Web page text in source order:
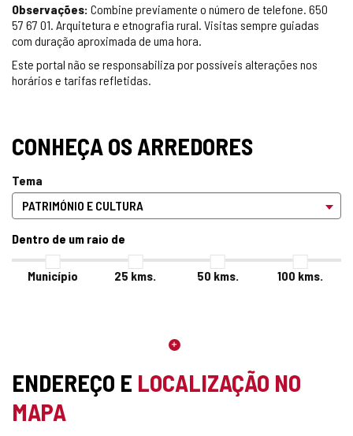
Observações: Combine previamente o número de telefone. 650
57 67 01. Arquitetura e etnografia rural. Visitas sempre guiadas
com duração aproximada de uma hora.
Este portal não se responsabiliza por possíveis alterações nos
horários e tarifas refletidas.
CONHEÇA OS ARREDORES
Tema
Dentro de um raio de
Município 25 kms. 50 kms. 100 kms.
ENDEREÇO E LOCALIZAÇÃO NO
MAPA